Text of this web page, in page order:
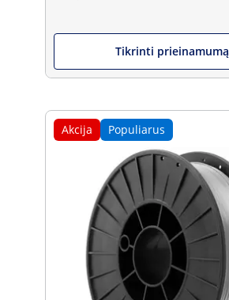
Tikrinti prieinamumą
Akcija Populiarus